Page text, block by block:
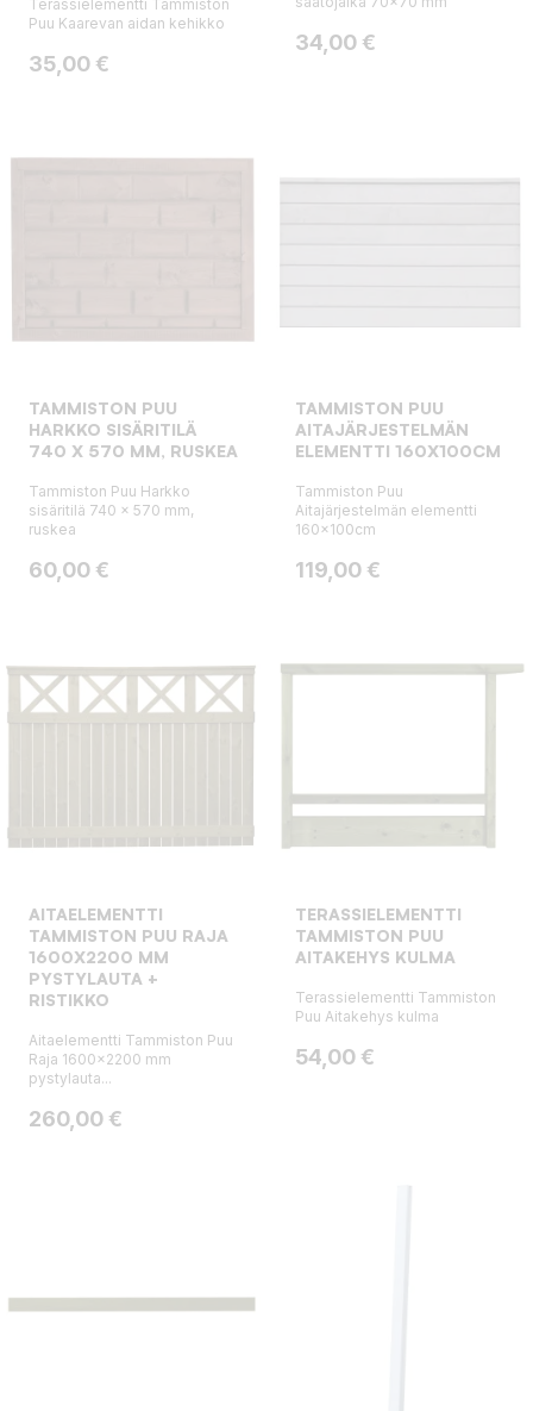
Terassielementti Tammiston
Puu Kaarevan aidan kehikko
Hinta
35,00 €
Hinta
34,00 €
TAMMISTON PUU
HARKKO SISÄRITILÄ
740 X 570 MM, RUSKEA
Tammiston Puu Harkko
sisäritilä 740 x 570 mm,
ruskea
Hinta
60,00 €
TAMMISTON PUU
AITAJÄRJESTELMÄN
ELEMENTTI 160X100CM
Tammiston Puu
Aitajärjestelmän elementti
160x100cm
Hinta
119,00 €
AITAELEMENTTI
TAMMISTON PUU RAJA
1600X2200 MM
PYSTYLAUTA +
RISTIKKO
Aitaelementti Tammiston Puu
Raja 1600x2200 mm
pystylauta...
Hinta
260,00 €
TERASSIELEMENTTI
TAMMISTON PUU
AITAKEHYS KULMA
Terassielementti Tammiston
Puu Aitakehys kulma
Hinta
54,00 €